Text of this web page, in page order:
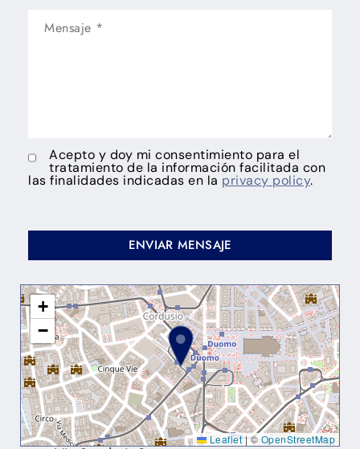
Acepto y doy mi consentimiento para el
tratamiento de la información facilitada con
las finalidades indicadas en la privacy policy.
+
−
Leaflet |©OpenStreetMap